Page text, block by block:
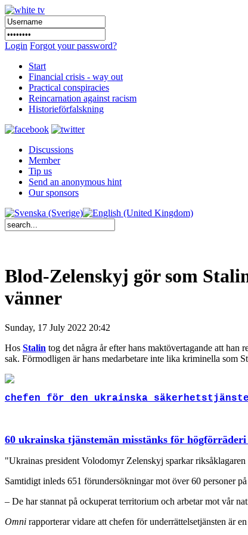
Login Forgot your password?
Start
Financial crisis - way out
Practical conspiracies
Reincarnation against racism
Historieförfalskning
Discussions
Member
Tip us
Send an anonymous hint
Our sponsors
Blod-Zelenskyj gör som
vänner
Sunday, 17 July 2022 20:42
Hos Stalin tog det några år efter hans maktövertagande att han
sak. Förmodligen är hans medarbetare inte lika kriminella som
chefen för den ukrainska
60 ukrainska tjänstemän misstänks för högförräderi
"Ukrainas president Volodomyr Zelenskyj sparkar
Samtidigt inleds 651 förundersökningar mot över 60 personer
– De har stannat på ockuperat territorium och arbetar mot vår
Omni rapporterar vidare att chefen för underrättelsetjänsten är